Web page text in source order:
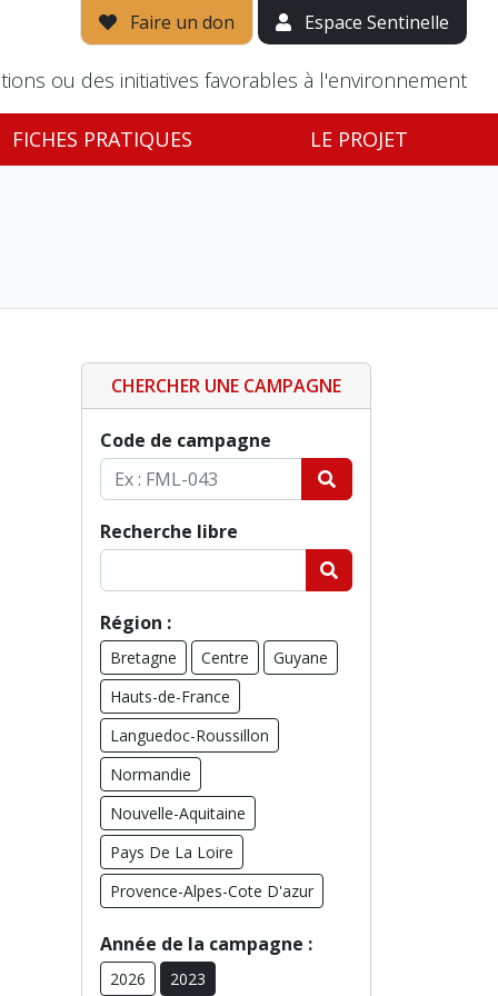
Faire un don Espace Sentinelle
ou des initiatives favorables à l'environnement
FICHES PRATIQUES LE PROJET
CHERCHER UNE CAMPAGNE
Code de campagne
Recherche libre
Région :
Bretagne Centre
Guyane
Hauts-de-France
Languedoc-Roussillon
Normandie
Nouvelle-Aquitaine
Pays De La Loire
Provence-Alpes-Cote D'azur
Année de la campagne :
2026 2023